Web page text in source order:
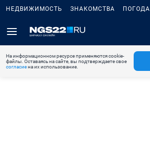
НЕДВИЖИМОСТЬ ЗНАКОМСТВА ПОГОДА
На информационном ресурсе применяются cookie-
файлы. Оставаясь на сайте, вы подтверждаете свое
согласиена их использование.